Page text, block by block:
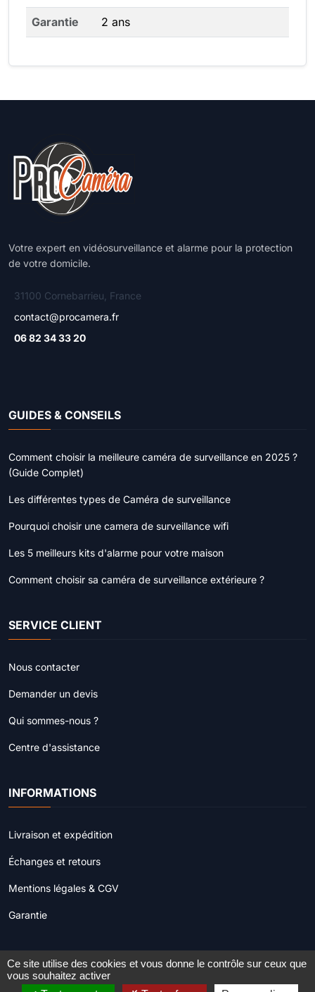
Garantie 2 ans
Votre expert en vidéosurveillance et alarme pour la protection
de votre domicile.
31100 Cornebarrieu, France
contact@procamera.fr
06 82 34 33 20
GUIDES & CONSEILS
Comment choisir la meilleure caméra de surveillance en 2025 ?
(Guide Complet)
Les différentes types de Caméra de surveillance
Pourquoi choisir une camera de surveillance wifi
Les 5 meilleurs kits d'alarme pour votre maison
Comment choisir sa caméra de surveillance extérieure ?
SERVICE CLIENT
Nous contacter
Demander un devis
Qui sommes-nous ?
Centre d'assistance
INFORMATIONS
Livraison et expédition
Échanges et retours
Mentions légales & CGV
Garantie
© 2022 - 2026
Ce site utilise des cookies et vous donne le contrôle sur ceux que
vous souhaitez activer